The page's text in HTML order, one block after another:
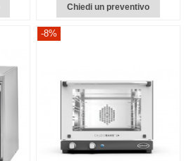
Chiedi un preventivo
-8%